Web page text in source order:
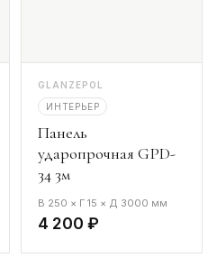
GLANZEPOL
ИНТЕРЬЕР
Панель
ударопрочная GPD-
34 3м
В 250 × Г 15 × Д 3000 мм
4 200 ₽